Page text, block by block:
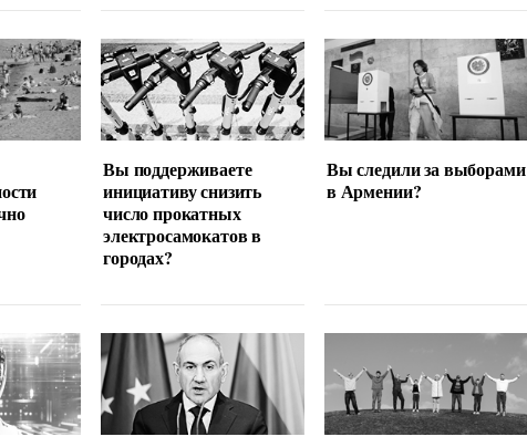
Вы поддерживаете
инициативу снизить
число прокатных
электросамокатов в
городах?
Вы следили за выборами
в Армении?